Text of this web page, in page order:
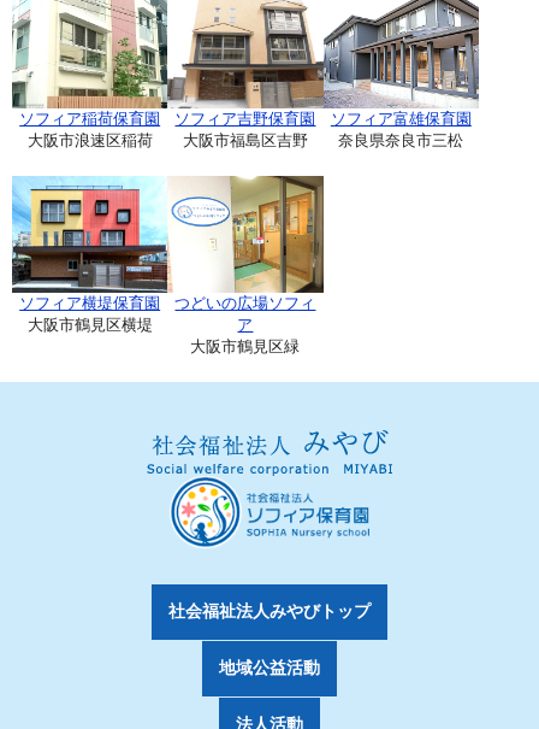
ソフィア稲荷保育園
大阪市浪速区稲荷
ソフィア吉野保育園
大阪市福島区吉野
ソフィア富雄保育園
奈良県奈良市三松
ソフィア横堤保育園
大阪市鶴見区横堤
つどいの広場ソフィ
ア
大阪市鶴見区緑
社会福祉法人みやびトップ
地域公益活動
法人活動